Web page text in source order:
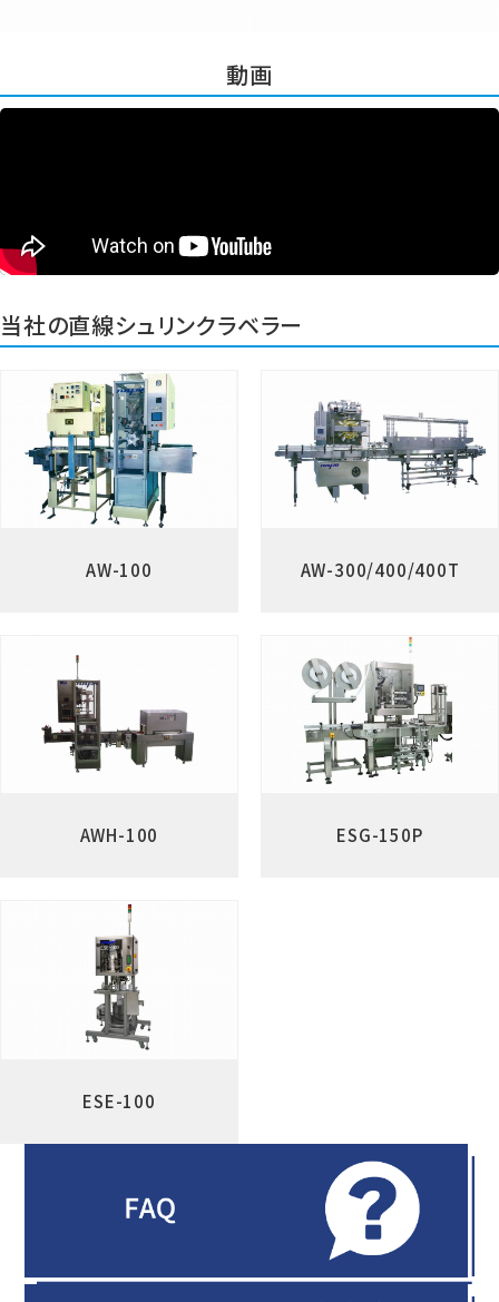
動画
当社の直線シュリンクラベラー
AW-100 AW-300/400/400T
AWH-100 ESG-150P
ESE-100